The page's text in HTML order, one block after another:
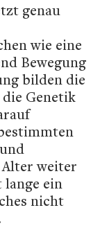
genau
wie eine
Bewegung
bilden die
Genetik
weiter
ein
nicht